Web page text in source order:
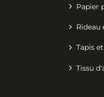
Papier
Rideau
Tapis
Tissu